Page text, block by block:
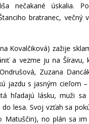
nečakané úskalia.
bratranec, večný
Kovalčiková) zažije
a vezme ju na Šíravu,
Zuzana
jazdu s jasným cieľom
hľadajú lásku, muži
lesa. Svoj vzťah sa
Matuščin), no plán sa